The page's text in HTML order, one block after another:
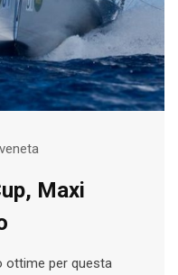
Maxi
ottime per questa